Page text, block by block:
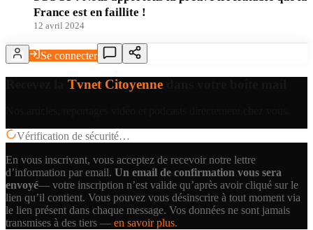
France est en faillite !
12 avril 2024
Se connecter
Tvnet Citoyenne
Vérification de sécurité…
En vous inscrivant, vous acceptez de recevoir notre lettre
d’information par email. Un email de confirmation vous sera
envoyé— votre inscription n’est valide qu’après avoir cliqué sur le
lien qu’il contient. Vous pouvez vous désinscrire à tout moment via
le lien présent dans chaque message. Vos données ne sont jamais
transmises à des tiers — en savoir plus.